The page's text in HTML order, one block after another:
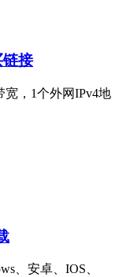
链接
宽，1个外网IPv4地
、安卓、IOS、